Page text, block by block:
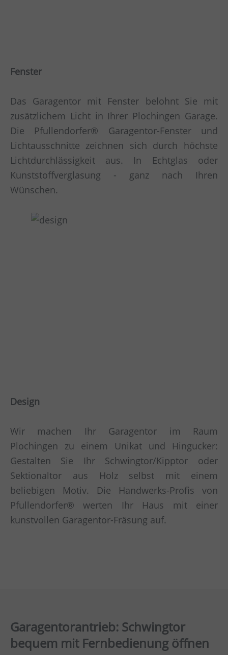
Fenster
Das Garagentor mit Fenster belohnt Sie mit
zusätzlichem Licht in Ihrer Plochingen Garage.
Die Pfullendorfer® Garagentor-Fenster und
Lichtausschnitte zeichnen sich durch höchste
Lichtdurchlässigkeit aus. In Echtglas oder
Kunststoffverglasung - ganz nach Ihren
Wünschen.
Design
Wir machen Ihr Garagentor im Raum
Plochingen zu einem Unikat und Hingucker:
Gestalten Sie Ihr Schwingtor/Kipptor oder
Sektionaltor aus Holz selbst mit einem
beliebigen Motiv. Die Handwerks-Profis von
Pfullendorfer® werten Ihr Haus mit einer
kunstvollen Garagentor-Fräsung auf.
Garagentorantrieb: Schwingtor
bequem mit Fernbedienung öffnen